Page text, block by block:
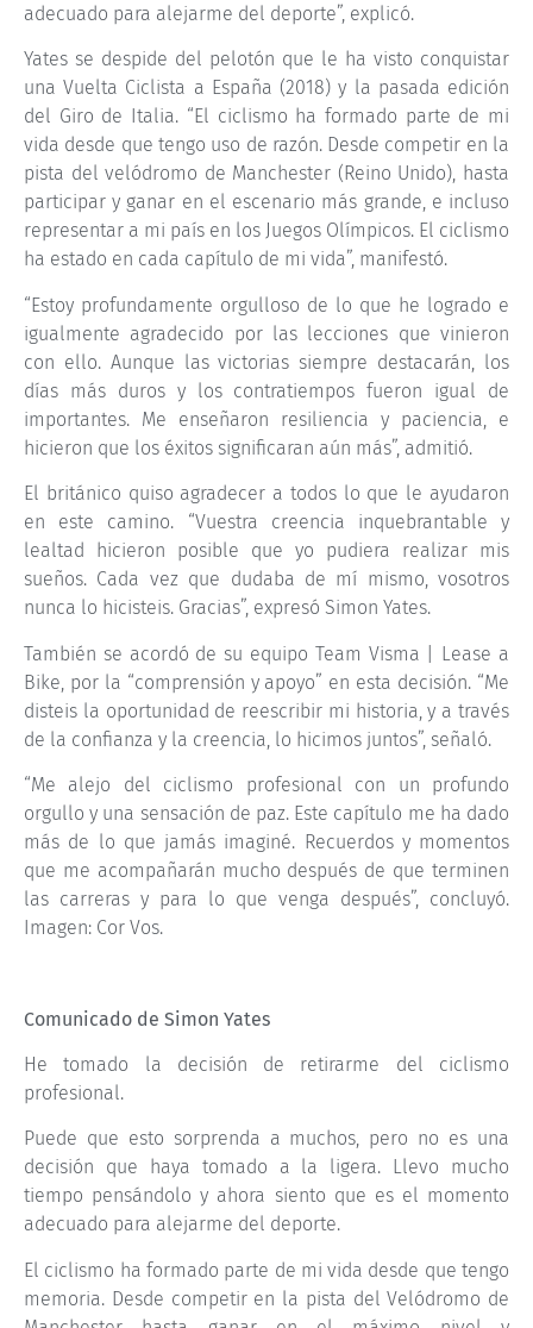
adecuado para alejarme del deporte”, explicó.
Yates se despide del pelotón que le ha visto conquistar
una Vuelta Ciclista a España (2018) y la pasada edición
del Giro de Italia. “El ciclismo ha formado parte de mi
vida desde que tengo uso de razón. Desde competir en la
pista del velódromo de Manchester (Reino Unido), hasta
participar y ganar en el escenario más grande, e incluso
representar a mi país en los Juegos Olímpicos. El ciclismo
ha estado en cada capítulo de mi vida”, manifestó.
“Estoy profundamente orgulloso de lo que he logrado e
igualmente agradecido por las lecciones que vinieron
con ello. Aunque las victorias siempre destacarán, los
días más duros y los contratiempos fueron igual de
importantes. Me enseñaron resiliencia y paciencia, e
hicieron que los éxitos significaran aún más”, admitió.
El británico quiso agradecer a todos lo que le ayudaron
en este camino. “Vuestra creencia inquebrantable y
lealtad hicieron posible que yo pudiera realizar mis
sueños. Cada vez que dudaba de mí mismo, vosotros
nunca lo hicisteis. Gracias”, expresó Simon Yates.
También se acordó de su equipo Team Visma | Lease a
Bike, por la “comprensión y apoyo” en esta decisión. “Me
disteis la oportunidad de reescribir mi historia, y a través
de la confianza y la creencia, lo hicimos juntos”, señaló.
“Me alejo del ciclismo profesional con un profundo
orgullo y una sensación de paz. Este capítulo me ha dado
más de lo que jamás imaginé. Recuerdos y momentos
que me acompañarán mucho después de que terminen
las carreras y para lo que venga después”, concluyó.
Imagen: Cor Vos.
Comunicado de Simon Yates
He tomado la decisión de retirarme del ciclismo
profesional.
Puede que esto sorprenda a muchos, pero no es una
decisión que haya tomado a la ligera. Llevo mucho
tiempo pensándolo y ahora siento que es el momento
adecuado para alejarme del deporte.
El ciclismo ha formado parte de mi vida desde que tengo
memoria. Desde competir en la pista del Velódromo de